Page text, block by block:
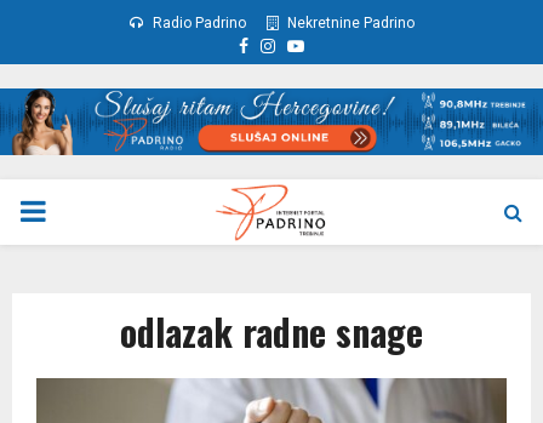
Radio Padrino Nekretnine Padrino
Facebook
Instagram
Youtube
PRIMARY
odlazak radne snage